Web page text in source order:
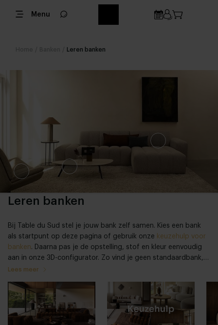
Menu
Leren banken
Leren banken
Bij Table du Sud stel je jouw bank zelf samen. Kies een bank
als startpunt op deze pagina of gebruik onze keuzehulp voor
banken. Daarna pas je de opstelling, stof en kleur eenvoudig
aan in onze 3D-configurator. Zo vind je geen standaardbank,
maar een bank die past bij je ruimte, woonstijl en dagelijks
Lees meer